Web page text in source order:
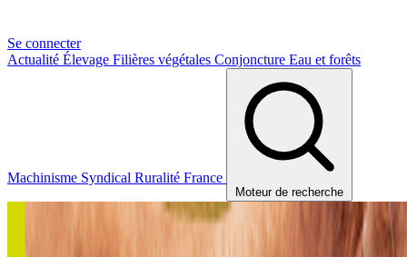
Se connecter
Actualité Élevage Filières végétales Conjoncture Eau et forêts
Machinisme Syndical Ruralité France
Moteur de recherche